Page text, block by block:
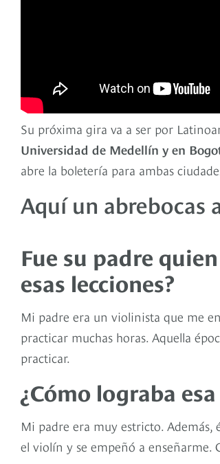
Su próxima gira va a ser por
Universidad de Medellín y en
abre la boletería para ambas
Aquí un abrebocas
Fue su padre
esas lecciones?
Mi padre era un violinista que me
practicar muchas horas. Aquella
practicar.
¿Cómo lograba
Mi padre era muy estricto. Además,
el violín y se empeñó a enseñarme.